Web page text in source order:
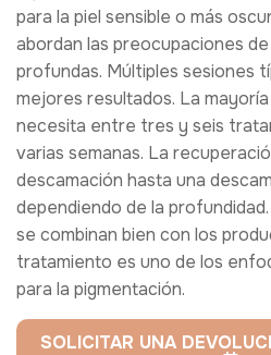
para la piel sensible o más
abordan las preocupaciones
profundas. Múltiples sesiones
mejores resultados. La
necesita entre tres y seis
varias semanas. La
descamación hasta una
dependiendo de la
se combinan bien con los
tratamiento es uno de los
para la pigmentación.
SOLICITAR UNA